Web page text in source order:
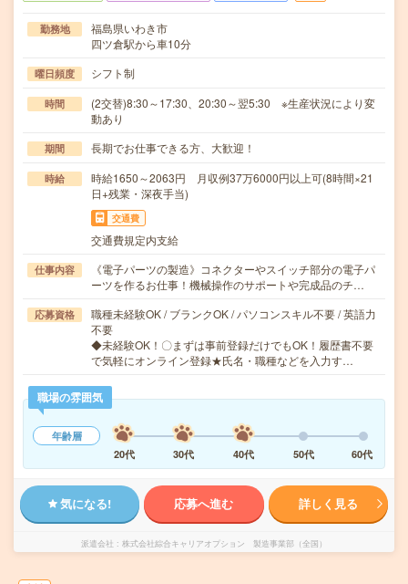
勤務地
福島県いわき市
四ツ倉駅から車10分
曜日頻度 シフト制
時間
(2交替)8:30～17:30、20:30～翌5:30 ※生産状況により変
動あり
期間 長期でお仕事できる方、大歓迎！
時給
時給1650～2063円 月収例37万6000円以上可(8時間×21
日+残業・深夜手当)
交通費
交通費規定内支給
仕事内容
《電子パーツの製造》コネクターやスイッチ部分の電子パ
ーツを作るお仕事！機械操作のサポートや完成品のチ…
応募資格
職種未経験OK / ブランクOK / パソコンスキル不要 / 英語力
不要
◆未経験OK！〇まずは事前登録だけでもOK！履歴書不要
で気軽にオンライン登録★氏名・職種などを入力す…
職場の雰囲気
年齢層
20代
30代 40代 50代 60代
気になる! 応募へ進む 詳しく見る
派遣会社 株式会社綜合キャリアオプション 製造事業部（全国）